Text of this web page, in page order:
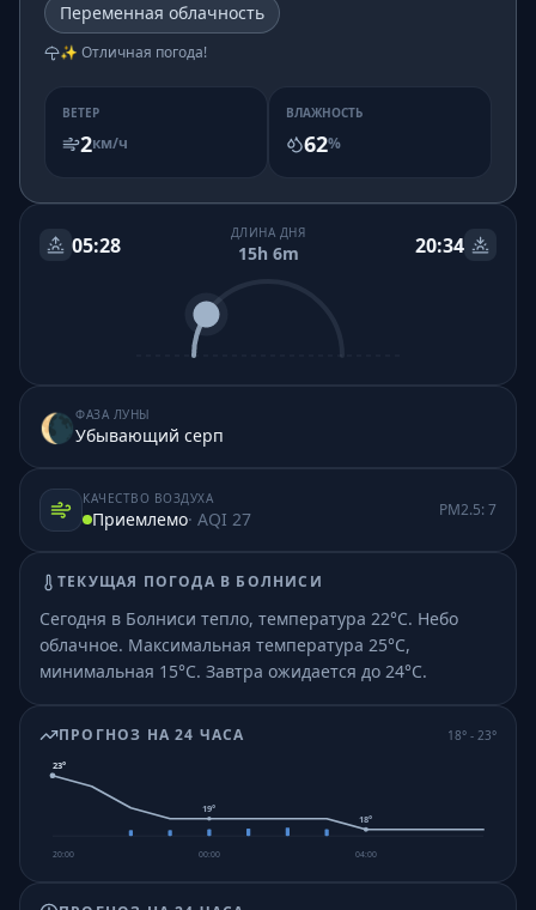
Переменная облачность
✨ Отличная погода!
ВЕТЕР
2км/ч
ВЛАЖНОСТЬ
62%
05:28 ДЛИНА ДНЯ
15h 6m 20:34
🌘ФАЗА ЛУНЫ
Убывающий серп
КАЧЕСТВО ВОЗДУХА
Приемлемо· AQI 27 PM2.5: 7
ТЕКУЩАЯ ПОГОДА В БОЛНИСИ
Сегодня в Болниси тепло, температура 22°C. Небо
облачное. Максимальная температура 25°C,
минимальная 15°C. Завтра ожидается до 24°C.
ПРОГНОЗ НА 24 ЧАСА 18° - 23°
23°
20:00
19°
00:00
18°
04:00